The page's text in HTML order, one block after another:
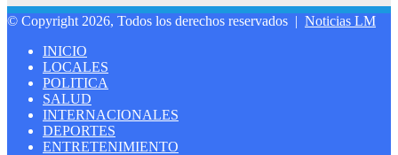
© Copyright 2026, Todos los derechos reservados | Noticias LM
INICIO
LOCALES
POLITICA
SALUD
INTERNACIONALES
DEPORTES
ENTRETENIMIENTO